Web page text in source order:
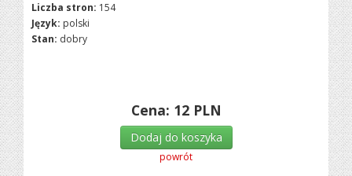
Liczba stron: 154
Język: polski
Stan: dobry
Cena: 12 PLN
Dodaj do koszyka
powrót